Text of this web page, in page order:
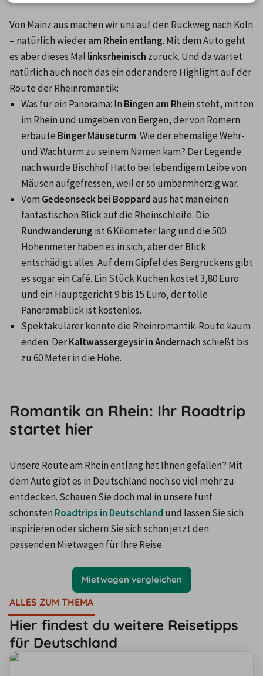
Von Mainz aus machen wir uns auf den Rückweg nach Köln
– natürlich wieder am Rhein entlang. Mit dem Auto geht
es aber dieses Mal linksrheinisch zurück. Und da wartet
natürlich auch noch das ein oder andere Highlight auf der
Was für ein Panorama: In Bingen am Rhein steht, mitten
im Rhein und umgeben von Bergen, der von Römern
erbaute Binger Mäuseturm. Wie der ehemalige Wehr-
und Wachturm zu seinem Namen kam? Der Legende
nach wurde Bischhof Hatto bei lebendigem Leibe von
Mäusen aufgefressen, weil er so umbarmherzig war.
Vom Gedeonseck bei Boppard aus hat man einen
Rundwanderung ist 6 Kilometer lang und die 500
Höhenmeter haben es in sich, aber der Blick
entschädigt alles. Auf dem Gipfel des Bergrückens gibt
es sogar ein Café. Ein Stück Kuchen kostet 3,80 Euro
und ein Hauptgericht 9 bis 15 Euro, der tolle
Panoramablick ist kostenlos.
Spektakulärer könnte die Rheinromantik-Route kaum
enden: Der Kaltwassergeysir in Andernach schießt bis
zu 60 Meter in die Höhe.
Romantik an Rhein: Ihr Roadtrip
startet hier
Unsere Route am Rhein entlang hat Ihnen gefallen? Mit
dem Auto gibt es in Deutschland noch so viel mehr zu
entdecken. Schauen Sie doch mal in unsere fünf
schönsten Roadtrips in Deutschland und lassen Sie sich
inspirieren oder sichern Sie sich schon jetzt den
passenden Mietwagen für Ihre Reise.
Mietwagen vergleichen
ALLES ZUM THEMA
Hier findest du weitere Reisetipps
für Deutschland